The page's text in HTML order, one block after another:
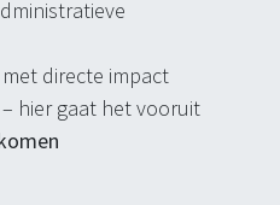
directe impact
hier gaat het vooruit